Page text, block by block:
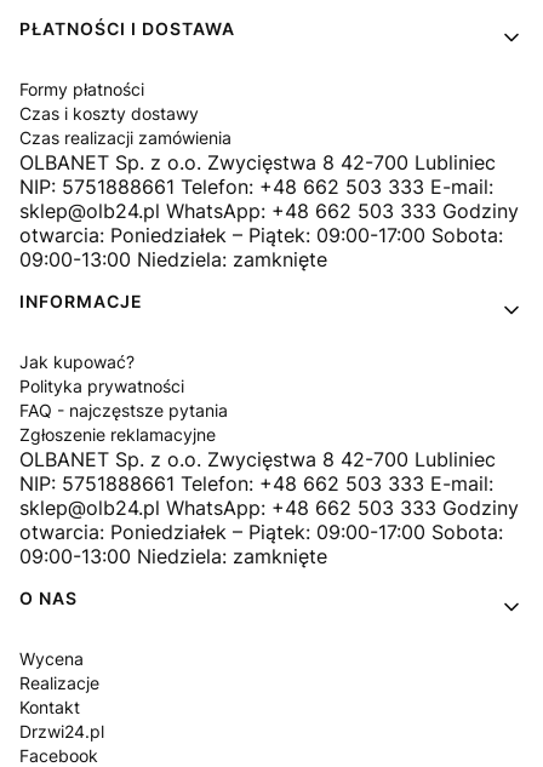
PŁATNOŚCI I DOSTAWA
Formy płatności
Czas i koszty dostawy
Czas realizacji zamówienia
OLBANET Sp. z o.o. Zwycięstwa 8 42-700 Lubliniec
NIP: 5751888661 Telefon: +48 662 503 333 E-mail:
sklep@olb24.pl WhatsApp: +48 662 503 333 Godziny
otwarcia: Poniedziałek – Piątek: 09:00-17:00 Sobota:
09:00-13:00 Niedziela: zamknięte
INFORMACJE
Jak kupować?
Polityka prywatności
FAQ - najczęstsze pytania
Zgłoszenie reklamacyjne
OLBANET Sp. z o.o. Zwycięstwa 8 42-700 Lubliniec
NIP: 5751888661 Telefon: +48 662 503 333 E-mail:
sklep@olb24.pl WhatsApp: +48 662 503 333 Godziny
otwarcia: Poniedziałek – Piątek: 09:00-17:00 Sobota:
09:00-13:00 Niedziela: zamknięte
O NAS
Wycena
Realizacje
Kontakt
Drzwi24.pl
Facebook